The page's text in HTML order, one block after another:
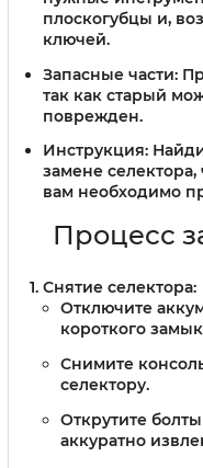
плоскогубцы и,
ключей.
Запасные части:
так как старый
поврежден.
Инструкция:
замене
вам необходимо
Процесс
Снятие селектора:
Отключите
короткого
Снимите
селектору.
Открутите
аккуратно